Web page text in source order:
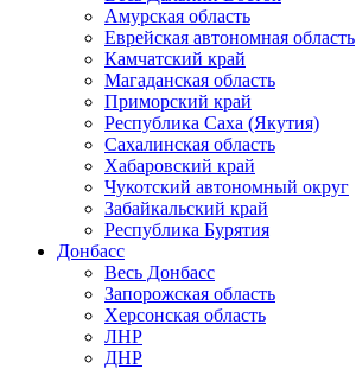
Амурская область
Еврейская автономная область
Камчатский край
Магаданская область
Приморский край
Республика Саха (Якутия)
Сахалинская область
Хабаровский край
Чукотский автономный округ
Забайкальский край
Республика Бурятия
Донбасс
Весь Донбасс
Запорожская область
Херсонская область
ЛНР
ДНР